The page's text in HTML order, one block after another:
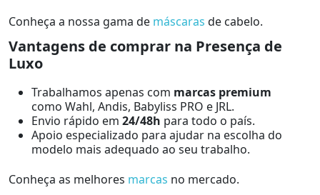
Conheça a nossa gama de máscaras de cabelo.
Vantagens de comprar na Presença de
Luxo
Trabalhamos apenas com marcas premium
como Wahl, Andis, Babyliss PRO e JRL.
Envio rápido em 24/48h para todo o país.
Apoio especializado para ajudar na escolha do
modelo mais adequado ao seu trabalho.
Conheça as melhores marcas no mercado.